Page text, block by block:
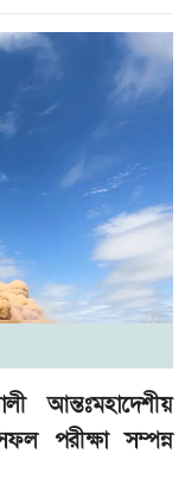
আন্তঃমহাদেশীয়
পরীক্ষা সম্পন্ন